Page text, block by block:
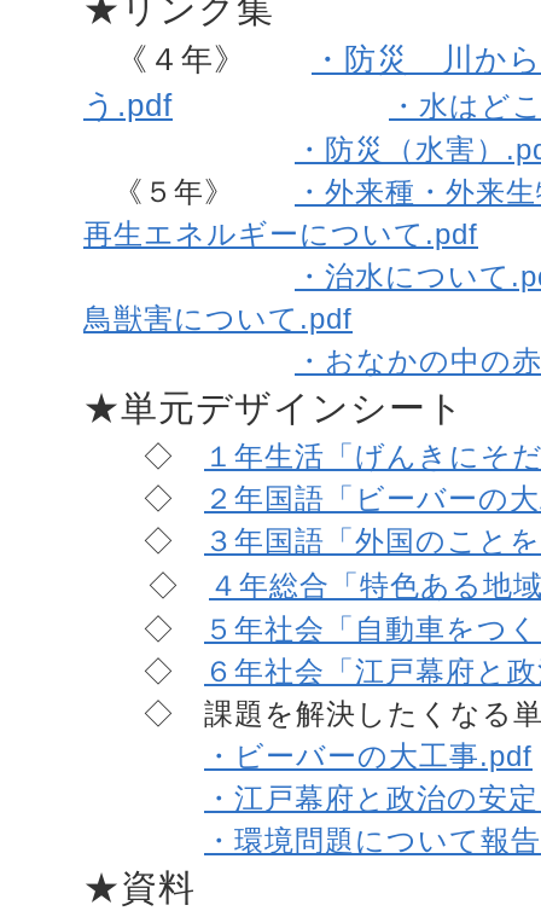
★リンク集
《４年》
・防災 川か
う.pdf
・水はど
・防災（水害）
《５年》
・外来種・外来
再生エネルギーについて.pdf
・治水について
鳥獣害について.pdf
・おなかの中の
★単元デザインシート
◇
１年生活「げんきに
◇
２年国語「ビーバーの
◇
３年国語「外国のこと
◇
４年総合「特色ある地
◇
５年社会「自動車をつ
◇
６年社会「江戸幕府と
◇ 課題を解決したくなる単
・ビーバーの大工事.pdf
・江戸幕府と政治の安
・環境問題について報
★資料